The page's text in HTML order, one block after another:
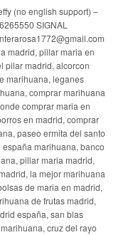
(no english support) –
SIGNAL
madrid, pillar maria en
pilar madrid, alcorcon
marihuana, leganes
comprar marihuana
comprar maria en
en madrid, comprar
paseo ermita del santo
marihuana, banco
pillar maria madrid,
la mejor marihuana
de maria en madrid,
de frutas madrid,
españa, san blas
cruz del rayo